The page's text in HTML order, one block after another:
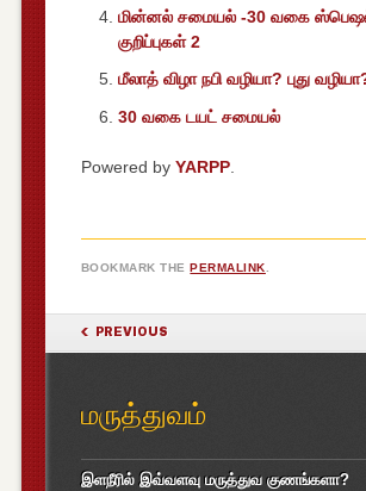
மின்னல் சமையல் -30 வகை
குறிப்புகள் 2
மீலாத் விழா நபி வழியா? புது
30 வகை டயட் சமையல்
Powered by YARPP.
BOOKMARK THEPERMALINK
POST NAVIGATION
PREVIOUS
மருத்துவம்
இளநீரில் இவ்வளவு மருத்துவ குணங்களா?